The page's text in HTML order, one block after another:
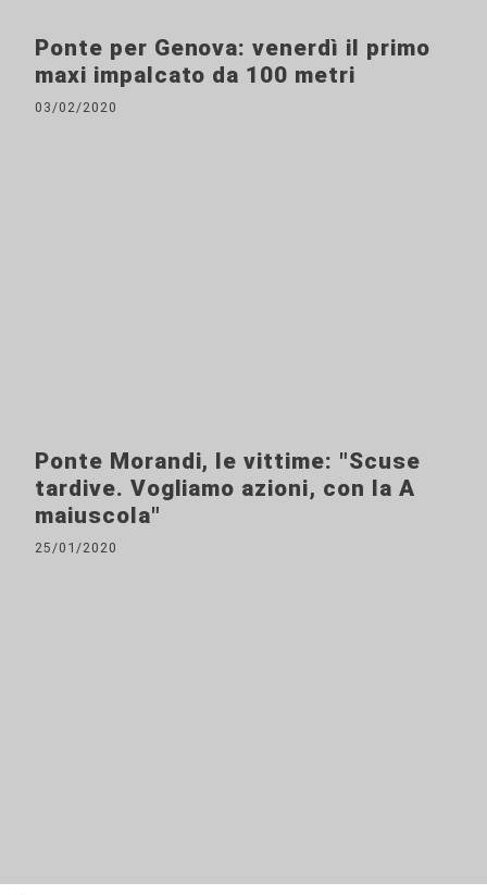
Ponte per Genova: venerdì il primo
maxi impalcato da 100 metri
03/02/2020
Ponte Morandi, le vittime: "Scuse
tardive. Vogliamo azioni, con la A
maiuscola"
25/01/2020